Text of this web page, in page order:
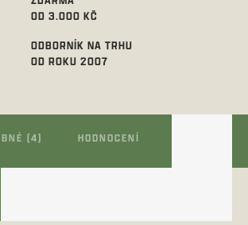
OD 3.000 KČ
ODBORNÍK NA TRHU
OD ROKU 2007
(4) HODNOCENÍ